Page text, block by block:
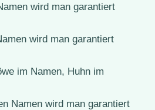
wird man garantiert
wird man garantiert
im Namen, Huhn im
Namen wird man garantiert